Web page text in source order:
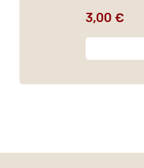
Prix
3,00 €